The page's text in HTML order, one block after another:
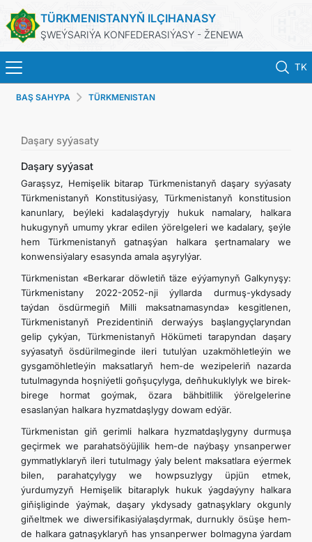
TÜRKMENISTANYŇ ILÇIHANASY
ŞWEÝSARIÝA KONFEDERASIÝASY - ŽENEWA
TK
BAŞ SAHYPA
TÜRKMENISTAN
KONSULLYK HYZMATLARY
DIM
ARAGATNAŞYK
BAŞ SAHYPA TÜRKMENISTAN
Daşary syýasaty
Daşary syýasat
Garaşsyz, Hemişelik bitarap Türkmenistanyň daşary syýasaty
Türkmenistanyň Konstitusiýasy, Türkmenistanyň konstitusion
kanunlary, beýleki kadalaşdyryjy hukuk namalary, halkara
hukugynyň umumy ykrar edilen ýörelgeleri we kadalary, şeýle
hem Türkmenistanyň gatnaşýan halkara şertnamalary we
konwensiýalary esasynda amala aşyrylýar.
Türkmenistan «Berkarar döwletiň täze eýýamynyň Galkynyşy:
Türkmenistany 2022-2052-nji ýyllarda durmuş-ykdysady
taýdan ösdürmegiň Milli maksatnamasynda» kesgitlenen,
Türkmenistanyň Prezidentiniň derwaýys başlangyçlaryndan
gelip çykýan, Türkmenistanyň Hökümeti tarapyndan daşary
syýasatyň ösdürilmeginde ileri tutulýan uzakmöhletleýin we
gysgamöhletleýin maksatlaryň hem-de wezipeleriň nazarda
tutulmagynda hoşniýetli goňşuçylyga, deňhukuklylyk we birek-
birege hormat goýmak, özara bähbitlilik ýörelgelerine
esaslanýan halkara hyzmatdaşlygy dowam edýär.
Türkmenistan giň gerimli halkara hyzmatdaşlygyny durmuşa
geçirmek we parahatsöýüjilik hem-de naýbaşy ynsanperwer
gymmatlyklaryň ileri tutulmagy ýaly belent maksatlara eýermek
bilen, parahatçylygy we howpsuzlygy üpjün etmek,
ýurdumyzyň Hemişelik bitaraplyk hukuk ýagdaýyny halkara
giňişliginde ýaýmak, daşary ykdysady gatnaşyklary okgunly
giňeltmek we diwersifikasiýalaşdyrmak, durnukly ösüşe hem-
de halkara gatnaşyklaryň has ynsanperwer bolmagyna ýardam